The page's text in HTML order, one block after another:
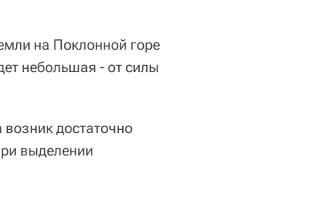
на Поклонной горе
небольшая - от силы
возник достаточно
выделении